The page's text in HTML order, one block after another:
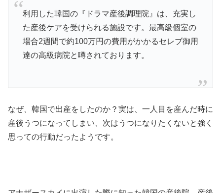
利用した韓国の『ドラマ産後調理院』は、充実し
た産後ケアを受けられる施設です。最高級個室の
場合2週間で約100万円の費用がかかるセレブ御用
達の高級病院と噂されております。
なぜ、韓国で出産をしたのか？実は、一人目を産んだ時に
産後うつになってしまい、次はうつになりたくないと強く
思っての行動だったようです。